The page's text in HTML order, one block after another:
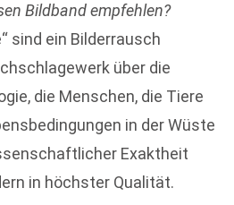
Bildband empfehlen?
sind ein Bilderrausch
über die
die Menschen, die Tiere
in der Wüste
Exaktheit
in höchster Qualität.